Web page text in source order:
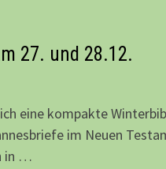
27. und 28.12.
eine kompakte
im Neuen
in …